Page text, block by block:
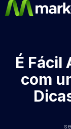
É Fácil
com